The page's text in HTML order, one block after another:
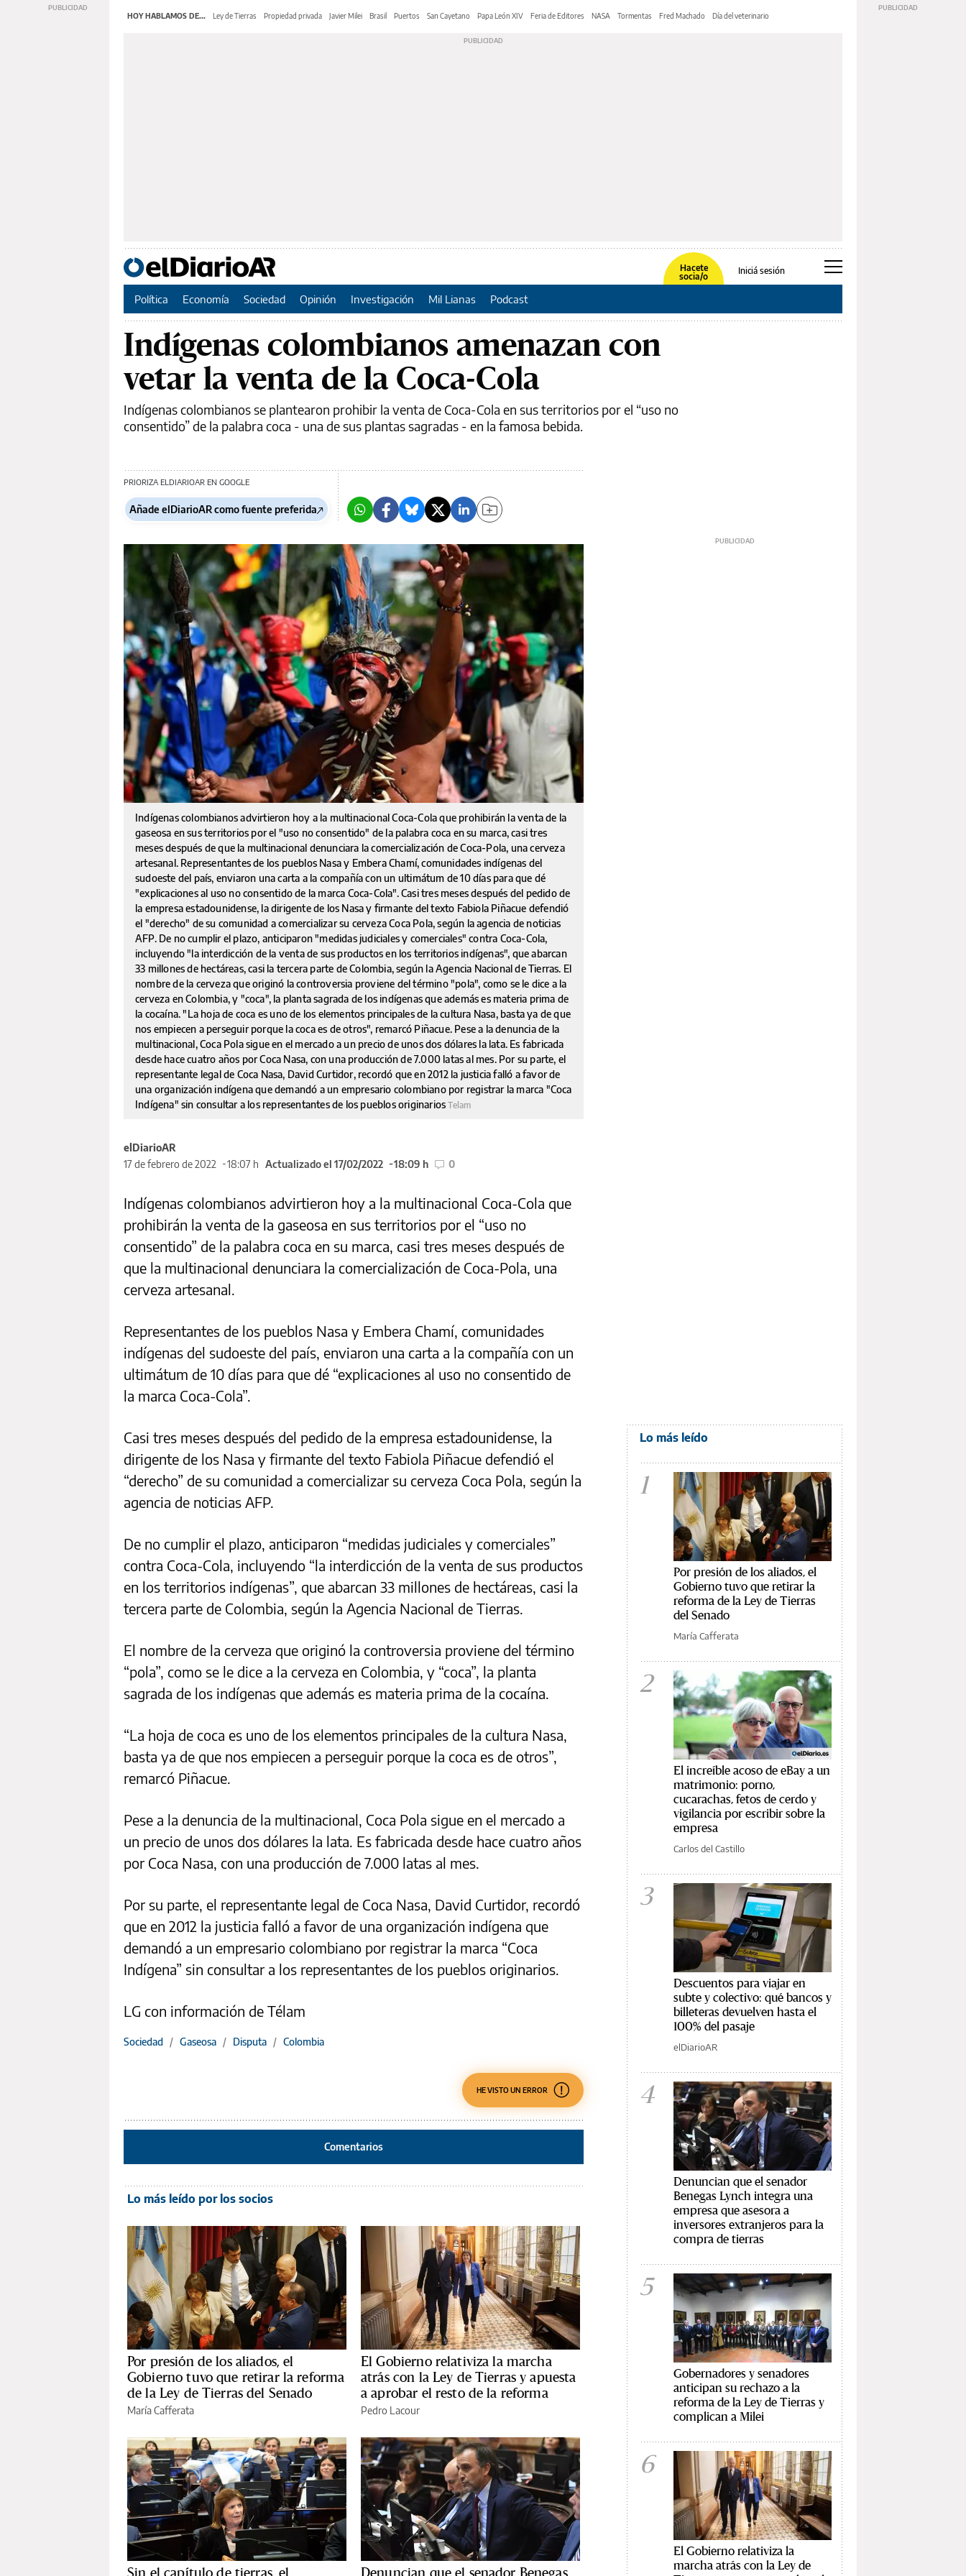
HOY HABLAMOS DE... Ley de Tierras Propiedad privada Javier Milei Brasil Puertos San Cayetano Papa León XIV Feria de Editores NASA Tormentas Fred Machado Día del veterinario
Hacete
socia/o
Iniciá sesión
Política Economía Sociedad Opinión Investigación Mil Lianas Podcast
Indígenas colombianos amenazan con
vetar la venta de la Coca-Cola
Indígenas colombianos se plantearon prohibir la venta de Coca-Cola en sus territorios por el “uso no
consentido” de la palabra coca - una de sus plantas sagradas - en la famosa bebida.
PRIORIZA ELDIARIOAR EN GOOGLE
Añade elDiarioAR como fuente preferida
Indígenas colombianos advirtieron hoy a la multinacional Coca-Cola que prohibirán la venta de la
gaseosa en sus territorios por el "uso no consentido" de la palabra coca en su marca, casi tres
meses después de que la multinacional denunciara la comercialización de Coca-Pola, una cerveza
artesanal. Representantes de los pueblos Nasa y Embera Chamí, comunidades indígenas del
sudoeste del país, enviaron una carta a la compañía con un ultimátum de 10 días para que dé
"explicaciones al uso no consentido de la marca Coca-Cola". Casi tres meses después del pedido de
la empresa estadounidense, la dirigente de los Nasa y firmante del texto Fabiola Piñacue defendió
el "derecho" de su comunidad a comercializar su cerveza Coca Pola, según la agencia de noticias
AFP. De no cumplir el plazo, anticiparon "medidas judiciales y comerciales" contra Coca-Cola,
incluyendo "la interdicción de la venta de sus productos en los territorios indígenas", que abarcan
33 millones de hectáreas, casi la tercera parte de Colombia, según la Agencia Nacional de Tierras. El
nombre de la cerveza que originó la controversia proviene del término "pola", como se le dice a la
cerveza en Colombia, y "coca", la planta sagrada de los indígenas que además es materia prima de
la cocaína. "La hoja de coca es uno de los elementos principales de la cultura Nasa, basta ya de que
nos empiecen a perseguir porque la coca es de otros", remarcó Piñacue. Pese a la denuncia de la
multinacional, Coca Pola sigue en el mercado a un precio de unos dos dólares la lata. Es fabricada
desde hace cuatro años por Coca Nasa, con una producción de 7.000 latas al mes. Por su parte, el
representante legal de Coca Nasa, David Curtidor, recordó que en 2012 la justicia falló a favor de
una organización indígena que demandó a un empresario colombiano por registrar la marca "Coca
Indígena" sin consultar a los representantes de los pueblos originariosTelam
elDiarioAR
17 de febrero de 2022
18:07 h Actualizado el 17/02/2022 18:09 h 0
Indígenas colombianos advirtieron hoy a la multinacional Coca-Cola que
prohibirán la venta de la gaseosa en sus territorios por el “uso no
consentido” de la palabra coca en su marca, casi tres meses después de
que la multinacional denunciara la comercialización de Coca-Pola, una
cerveza artesanal.
Representantes de los pueblos Nasa y Embera Chamí, comunidades
indígenas del sudoeste del país, enviaron una carta a la compañía con un
ultimátum de 10 días para que dé “explicaciones al uso no consentido de
la marca Coca-Cola”.
Casi tres meses después del pedido de la empresa estadounidense, la
dirigente de los Nasa y firmante del texto Fabiola Piñacue defendió el
“derecho” de su comunidad a comercializar su cerveza Coca Pola, según la
agencia de noticias AFP.
De no cumplir el plazo, anticiparon “medidas judiciales y comerciales”
contra Coca-Cola, incluyendo “la interdicción de la venta de sus productos
en los territorios indígenas”, que abarcan 33 millones de hectáreas, casi la
tercera parte de Colombia, según la Agencia Nacional de Tierras.
El nombre de la cerveza que originó la controversia proviene del término
“pola”, como se le dice a la cerveza en Colombia, y “coca”, la planta
sagrada de los indígenas que además es materia prima de la cocaína.
“La hoja de coca es uno de los elementos principales de la cultura Nasa,
basta ya de que nos empiecen a perseguir porque la coca es de otros”,
remarcó Piñacue.
Pese a la denuncia de la multinacional, Coca Pola sigue en el mercado a
un precio de unos dos dólares la lata. Es fabricada desde hace cuatro años
por Coca Nasa, con una producción de 7.000 latas al mes.
Por su parte, el representante legal de Coca Nasa, David Curtidor, recordó
que en 2012 la justicia falló a favor de una organización indígena que
demandó a un empresario colombiano por registrar la marca “Coca
Indígena” sin consultar a los representantes de los pueblos originarios.
LG con información de Télam
Sociedad / Gaseosa / Disputa / Colombia
HE VISTO UN ERROR
Comentarios
Lo más leído por los socios
Por presión de los aliados, el
Gobierno tuvo que retirar la reforma
de la Ley de Tierras del Senado
María Cafferata
El Gobierno relativiza la marcha
atrás con la Ley de Tierras y apuesta
a aprobar el resto de la reforma
Pedro Lacour
Sin el capítulo de tierras, el Denuncian que el senador Benegas
Lo más leído
1
Por presión de los aliados, el
Gobierno tuvo que retirar la
reforma de la Ley de Tierras
del Senado
María Cafferata
2
El increíble acoso de eBay a un
matrimonio: porno,
cucarachas, fetos de cerdo y
vigilancia por escribir sobre la
empresa
Carlos del Castillo
3
Descuentos para viajar en
subte y colectivo: qué bancos y
billeteras devuelven hasta el
100% del pasaje
elDiarioAR
4
Denuncian que el senador
Benegas Lynch integra una
empresa que asesora a
inversores extranjeros para la
compra de tierras
5
Gobernadores y senadores
anticipan su rechazo a la
reforma de la Ley de Tierras y
complican a Milei
6
El Gobierno relativiza la
marcha atrás con la Ley de